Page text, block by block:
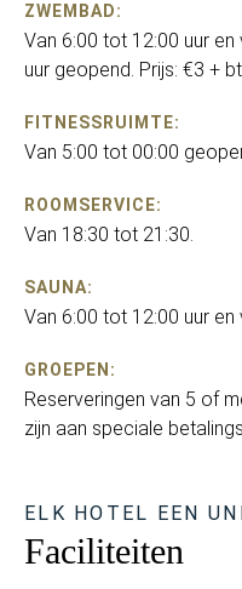
ZWEMBAD:
Van 6:00 tot 12:00 uur
uur geopend. Prijs: €3 +
FITNESSRUIMTE:
Van 5:00 tot 00:00
ROOMSERVICE:
Van 18:30 tot 21:30.
SAUNA:
Van 6:00 tot 12:00 uur
GROEPEN:
Reserveringen van 5 of
zijn aan speciale
ELK HOTEL EEN
Faciliteiten